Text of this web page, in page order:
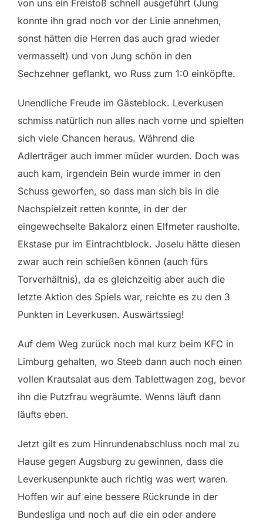
von uns ein Freistoß schnell ausgeführt (Jung
konnte ihn grad noch vor der Linie annehmen,
sonst hätten die Herren das auch grad wieder
vermasselt) und von Jung schön in den
Sechzehner geflankt, wo Russ zum 1:0 einköpfte.
Unendliche Freude im Gästeblock. Leverkusen
schmiss natürlich nun alles nach vorne und spielten
sich viele Chancen heraus. Während die
Adlerträger auch immer müder wurden. Doch was
auch kam, irgendein Bein wurde immer in den
Schuss geworfen, so dass man sich bis in die
Nachspielzeit retten konnte, in der der
eingewechselte Bakalorz einen Elfmeter rausholte.
Ekstase pur im Eintrachtblock. Joselu hätte diesen
zwar auch rein schießen können (auch fürs
Torverhältnis), da es gleichzeitig aber auch die
letzte Aktion des Spiels war, reichte es zu den 3
Punkten in Leverkusen. Auswärtssieg!
Auf dem Weg zurück noch mal kurz beim KFC in
Limburg gehalten, wo Steeb dann auch noch einen
vollen Krautsalat aus dem Tablettwagen zog, bevor
ihn die Putzfrau wegräumte. Wenns läuft dann
läufts eben.
Jetzt gilt es zum Hinrundenabschluss noch mal zu
Hause gegen Augsburg zu gewinnen, dass die
Leverkusenpunkte auch richtig was wert waren.
Hoffen wir auf eine bessere Rückrunde in der
Bundesliga und noch auf die ein oder andere